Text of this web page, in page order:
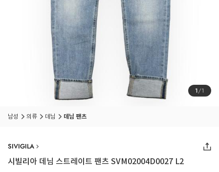
1/1
남성 의류 데님 데님 팬츠
SIVIGILA
시빌리아 데님 스트레이트 팬츠 SVM02004D0027 L2